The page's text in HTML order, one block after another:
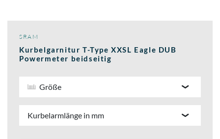
SRAM
Kurbelgarnitur T-Type XXSL Eagle DUB
Powermeter beidseitig
Größe
Kurbelarmlänge in mm